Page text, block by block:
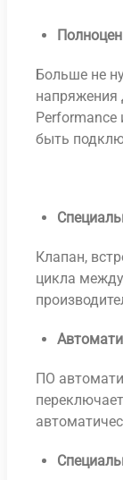
Больше не
напряжения
быть
Клапан,
цикла
ПО